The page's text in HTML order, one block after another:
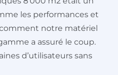
les performances et
notre matériel
a assuré le coup.
d’utilisateurs sans